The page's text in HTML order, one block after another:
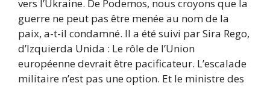
vers l’Ukraine. De Podemos, nous croyons que la
guerre ne peut pas être menée au nom de la
paix, a-t-il condamné. Il a été suivi par Sira Rego,
d’Izquierda Unida : Le rôle de l’Union
européenne devrait être pacificateur. L’escalade
militaire n’est pas une option. Et le ministre des